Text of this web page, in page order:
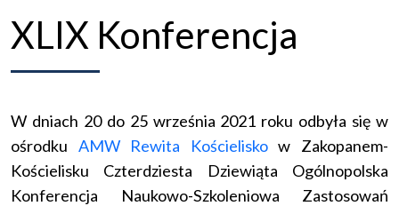
XLIX Konferencja
W dniach 20 do 25 września 2021 roku odbyła się w
ośrodku AMW Rewita Kościeliskow Zakopanem-
Kościelisku Czterdziesta Dziewiąta Ogólnopolska
Konferencja Naukowo-Szkoleniowa Zastosowań